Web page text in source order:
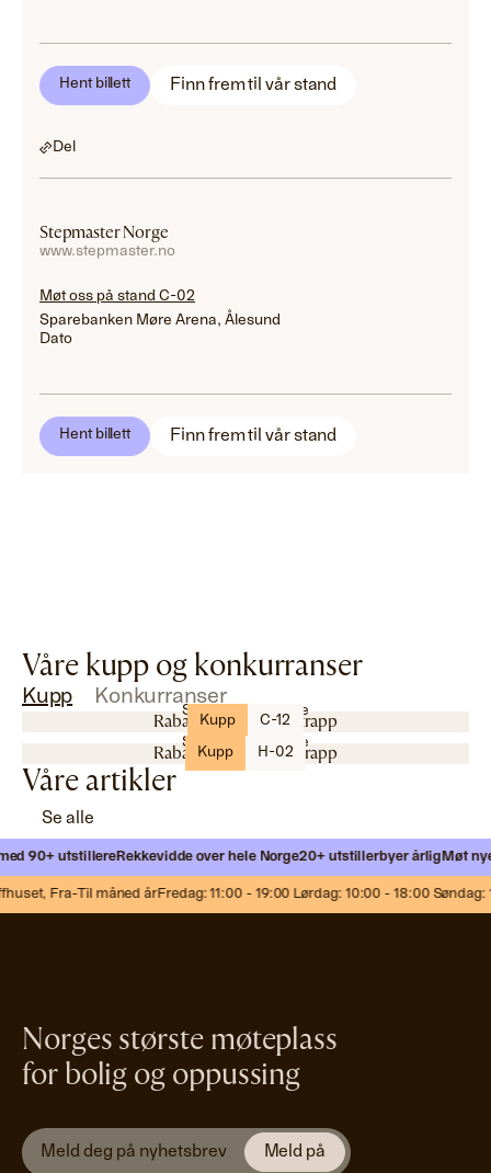
Hent billett Finn frem til vår stand
Del
Stepmaster Norge
www.stepmaster.no
Møt oss på stand C-02
Sparebanken Møre Arena, Ålesund
Dato
Hent billett Finn frem til vår stand
Våre kupp og konkurranser
Kupp Konkurranser
Kupp C-12
Rabatt på 3000,- pr. trapp
Stepmaster Norge
Kupp H-02
Rabatt på 3000,- pr. trapp
Stepmaster Norge
Våre artikler
Se alle
90+ utstillereRekkevidde over hele Norge20+ utstillerbyer årligMøt nye
Fra-Til måned årFredag: 11:00 - 19:00 Lørdag: 10:00 - 18:00 Søndag:
Norges største møteplass
for bolig og oppussing